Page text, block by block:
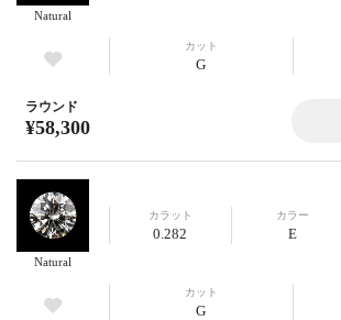
Natural
カット
G
ラウンド
¥58,300
Natural
カラット
0.282
カラー
E
カット
G